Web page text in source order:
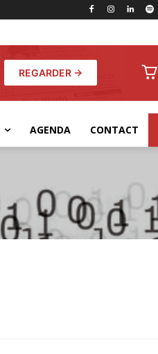
REGARDER →
AGENDA CONTACT